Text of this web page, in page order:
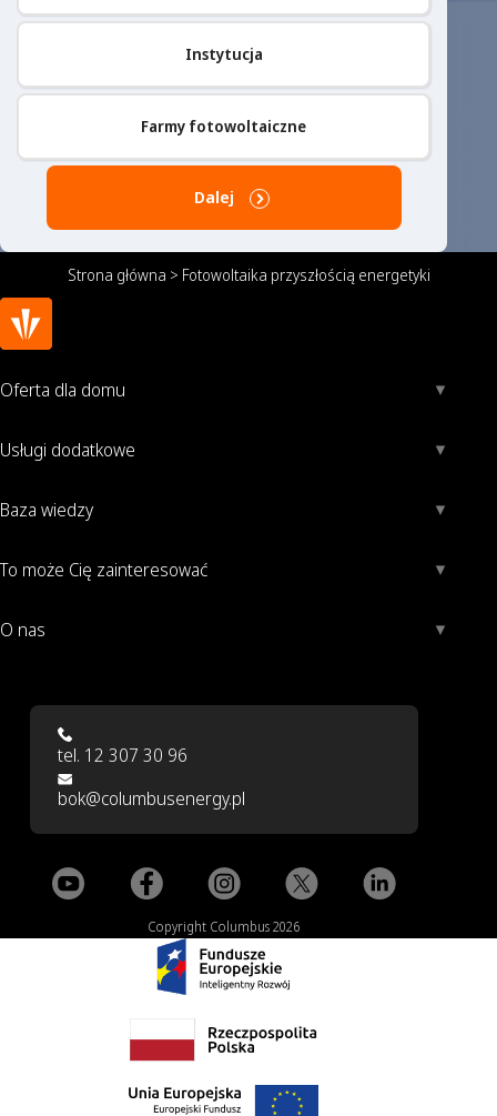
Instytucja
Farmy fotowoltaiczne
Dalej
Strona główna > Fotowoltaika przyszłością energetyki
Oferta dla domu
Usługi dodatkowe
Baza wiedzy
To może Cię zainteresować
O nas
tel. 12 307 30 96
bok@columbusenergy.pl
Copyright Columbus 2026